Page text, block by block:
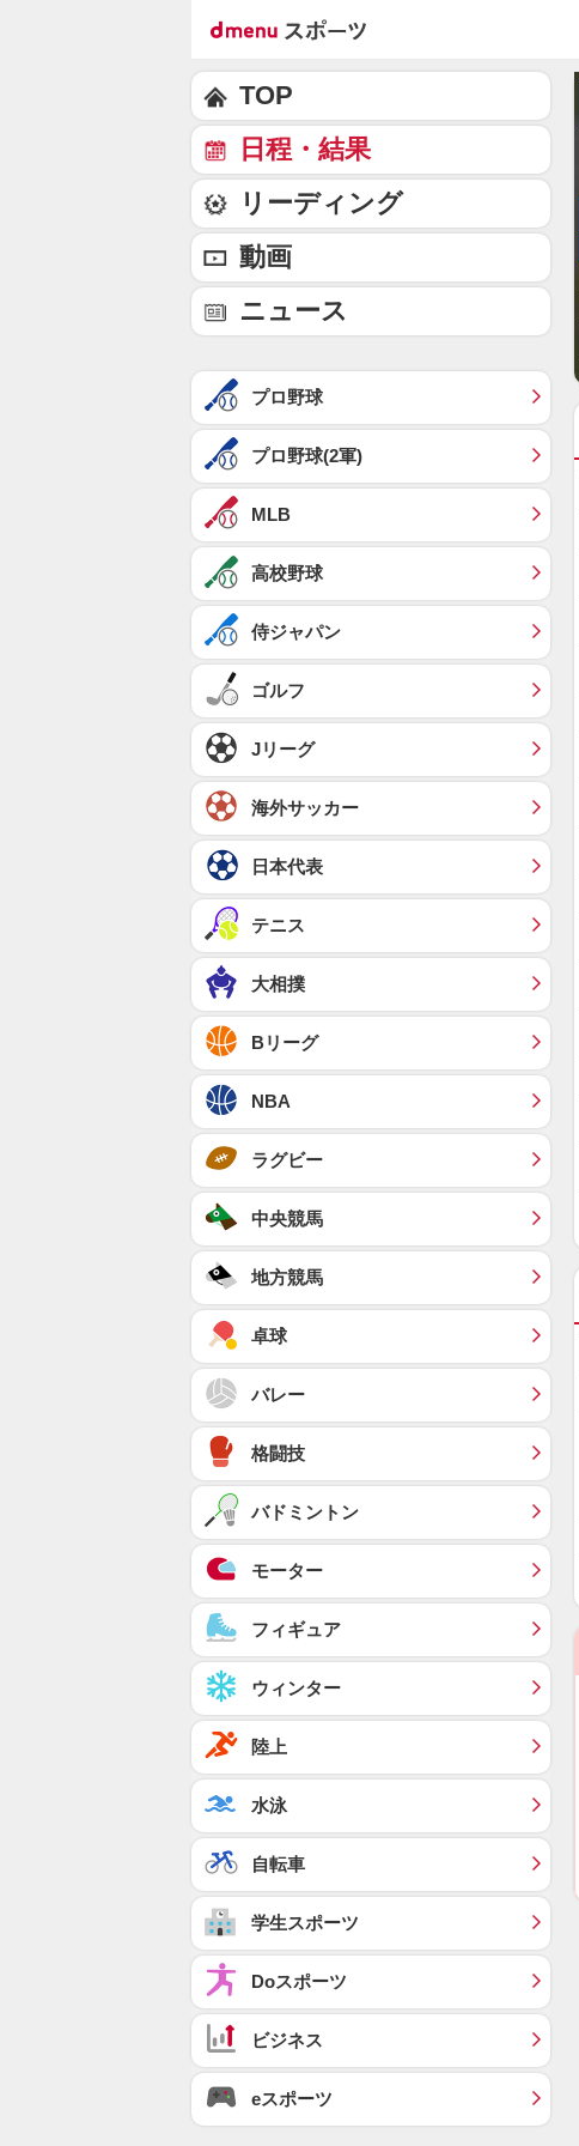
TOP
日程・結果
リーディング
動画
ニュース
プロ野球
プロ野球(2軍)
MLB
高校野球
侍ジャパン
ゴルフ
Jリーグ
海外サッカー
日本代表
テニス
大相撲
Bリーグ
NBA
ラグビー
中央競馬
地方競馬
卓球
バレー
格闘技
バドミントン
モーター
フィギュア
ウィンター
陸上
水泳
自転車
学生スポーツ
Doスポーツ
ビジネス
eスポーツ